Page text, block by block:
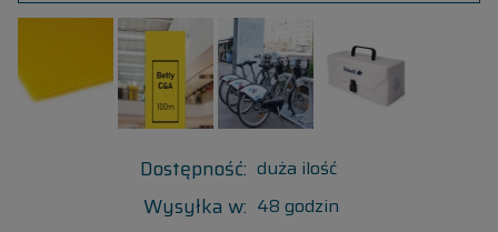
Dostępność: duża ilość
Wysyłka w: 48 godzin